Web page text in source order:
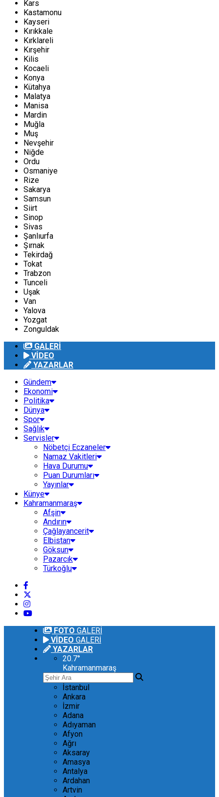
Kars
Kastamonu
Kayseri
Kırıkkale
Kırklareli
Kırşehir
Kilis
Kocaeli
Konya
Kütahya
Malatya
Manisa
Mardin
Muğla
Muş
Nevşehir
Niğde
Ordu
Osmaniye
Rize
Sakarya
Samsun
Siirt
Sinop
Sivas
Şanlıurfa
Şırnak
Tekirdağ
Tokat
Trabzon
Tunceli
Uşak
Van
Yalova
Yozgat
Zonguldak
GALERİ
VİDEO
YAZARLAR
Gündem
Ekonomi
Politika
Dünya
Spor
Sağlık
Servisler
Nöbetçi Eczaneler
Namaz Vakitleri
Hava Durumu
Puan Durumları
Yayınlar
Künye
Kahramanmaraş
Afşin
Andırın
Çağlayancerit
Elbistan
Göksun
Pazarcık
Türkoğlu
FOTO GALERİ
VİDEO GALERİ
YAZARLAR
20.7°
Kahramanmaraş
İstanbul
Ankara
İzmir
Adana
Adıyaman
Afyon
Ağrı
Aksaray
Amasya
Antalya
Ardahan
Artvin